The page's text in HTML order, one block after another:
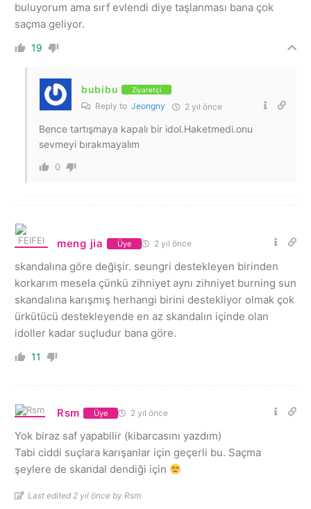
buluyorum ama sırf evlendi diye taşlanması bana çok
saçma geliyor.
19
bubibu Ziyaretçi
Reply to Jeongny 2 yıl önce
Bence tartışmaya kapalı bir idol.Haketmedi.onu
sevmeyi bırakmayalım
0
meng jia Üye 2 yıl önce
skandalına göre değişir. seungri destekleyen birinden
korkarım mesela çünkü zihniyet aynı zihniyet burning sun
skandalına karışmış herhangi birini destekliyor olmak çok
ürkütücü destekleyende en az skandalın içinde olan
idoller kadar suçludur bana göre.
11
Rsm Üye 2 yıl önce
Yok biraz saf yapabilir (kibarcasını yazdım)
Tabi ciddi suçlara karışanlar için geçerli bu. Saçma
şeylere de skandal dendiği için
Last edited 2 yıl önce by Rsm